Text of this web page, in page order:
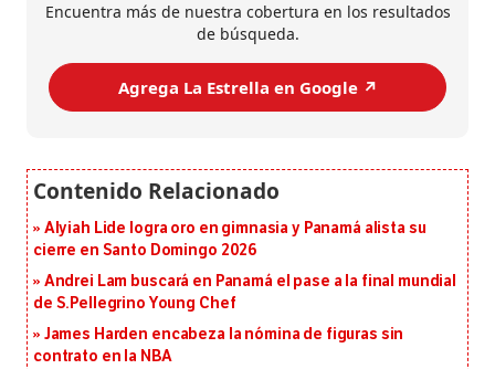
Encuentra más de nuestra cobertura en los resultados
de búsqueda.
Agrega La Estrella en Google ↗️
Alyiah Lide logra oro en gimnasia y Panamá alista su
cierre en Santo Domingo 2026
Andrei Lam buscará en Panamá el pase a la final mundial
de S.Pellegrino Young Chef
James Harden encabeza la nómina de figuras sin
contrato en la NBA